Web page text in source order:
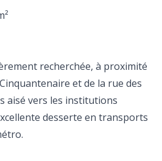
recherchée, à proximité
et de la rue des
aisé vers les institutions
desserte en transports